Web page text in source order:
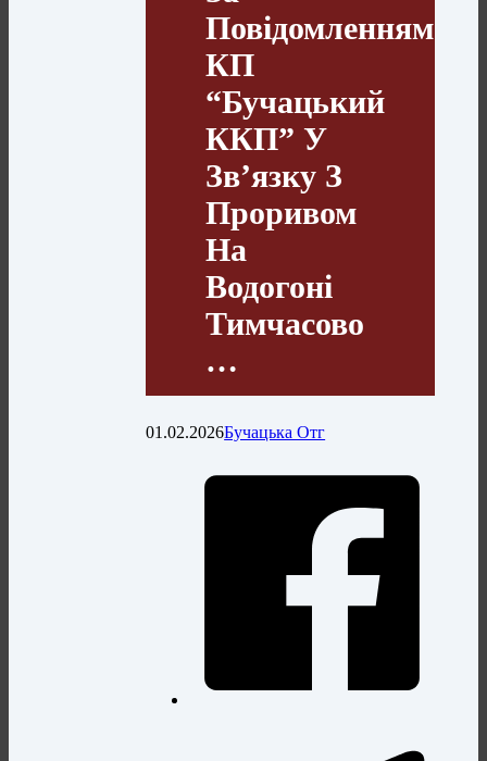
Повідомленням
КП
“Бучацький
ККП” У
Зв’язку З
Проривом
На
Водогоні
Тимчасово
…
01.02.2026Бучацька Отг